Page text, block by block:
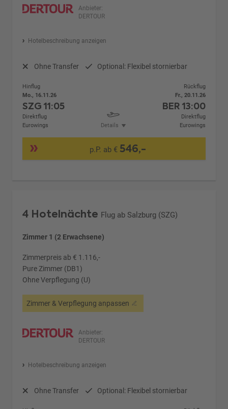
Anbieter:
DERTOUR
Hotelbeschreibung anzeigen
Ohne Transfer Optional: Flexibel stornierbar
Hinflug
Mo., 16.11.26
SZG11:05
Direktflug
Eurowings
Details
Rückflug
Fr., 20.11.26
BER 13:00
Direktflug
Eurowings
p.P. ab € 546,-
4 Hotelnächte Flug ab Salzburg (SZG)
Zimmer 1 (2 Erwachsene)
Zimmerpreis ab € 1.116,-
Pure Zimmer (DB1)
Ohne Verpflegung (U)
Zimmer & Verpflegung anpassen
Anbieter:
DERTOUR
Hotelbeschreibung anzeigen
Ohne Transfer Optional: Flexibel stornierbar